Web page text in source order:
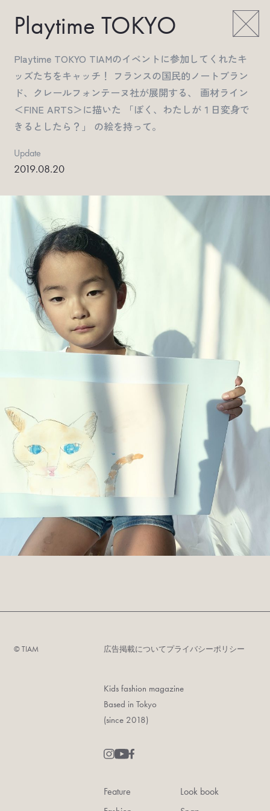
Playtime TOKYO
Playtime TOKYO TIAMのイベントに参加してくれたキ
ッズたちをキャッチ！ フランスの国民的ノートブラン
ド、クレールフォンテーヌ社が展開する、 画材ライン
＜FINE ARTS＞に描いた 「ぼく、わたしが１日変身で
きるとしたら？」 の絵を持って。
Update
2019.08.20
©︎ TIAM 広告掲載についてプライバシーポリシー
Kids fashion magazine
Based in Tokyo
(since 2018)
Feature
Look book